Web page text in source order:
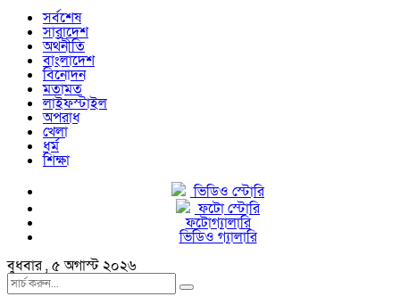
সর্বশেষ
সারাদেশ
অর্থনীতি
বাংলাদেশ
বিনোদন
মতামত
লাইফস্টাইল
অপরাধ
খেলা
ধর্ম
শিক্ষা
ভিডিও স্টোরি
ফটো স্টোরি
ফটোগ্যালারি
ভিডিও গ্যালারি
বুধবার , ৫ অগাস্ট ২০২৬